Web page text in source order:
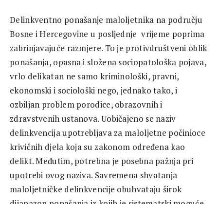
Delinkventno ponašanje maloljetnika na području
Bosne i Hercegovine u posljednje vrijeme poprima
zabrinjavajuće razmjere. To je protivdruštveni oblik
ponašanja, opasna i složena sociopatološka pojava,
vrlo delikatan ne samo kriminološki, pravni,
ekonomski i sociološki nego, jednako tako, i
ozbiljan problem porodice, obrazovnih i
zdravstvenih ustanova. Uobičajeno se naziv
delinkvencija upotrebljava za maloljetne počinioce
krivičnih djela koja su zakonom određena kao
delikt. Međutim, potrebna je posebna pažnja pri
upotrebi ovog naziva. Savremena shvatanja
maloljetničke delinkvencije obuhvataju širok